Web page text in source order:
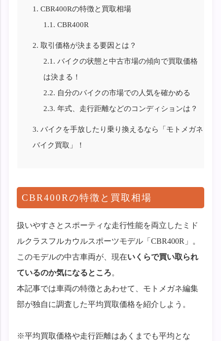
1. CBR400Rの特徴と買取相場
1.1. CBR400R
2. 取引価格が決まる要因とは？
2.1. バイクの状態と中古市場の傾向で買取価格
は決まる！
2.2. 自分のバイクの市場での人気を確かめる
2.3. 年式、走行距離などのコンディションは？
3. バイクを手放したり乗り換えるなら「モトメガネ
バイク買取」！
CBR400Rの特徴と買取相場
扱いやすさとスポーティな走行性能を両立したミド
ルクラスフルカウルスポーツモデル「CBR400R」。
このモデルの中古車両が、現在いくらで買い取られ
ているのか気になるところ。
本記事では車両の特徴とあわせて、モトメガネ編集
部が独自に調査した平均買取価格を紹介しよう。
※平均買取価格や走行距離はあくまでも平均とな